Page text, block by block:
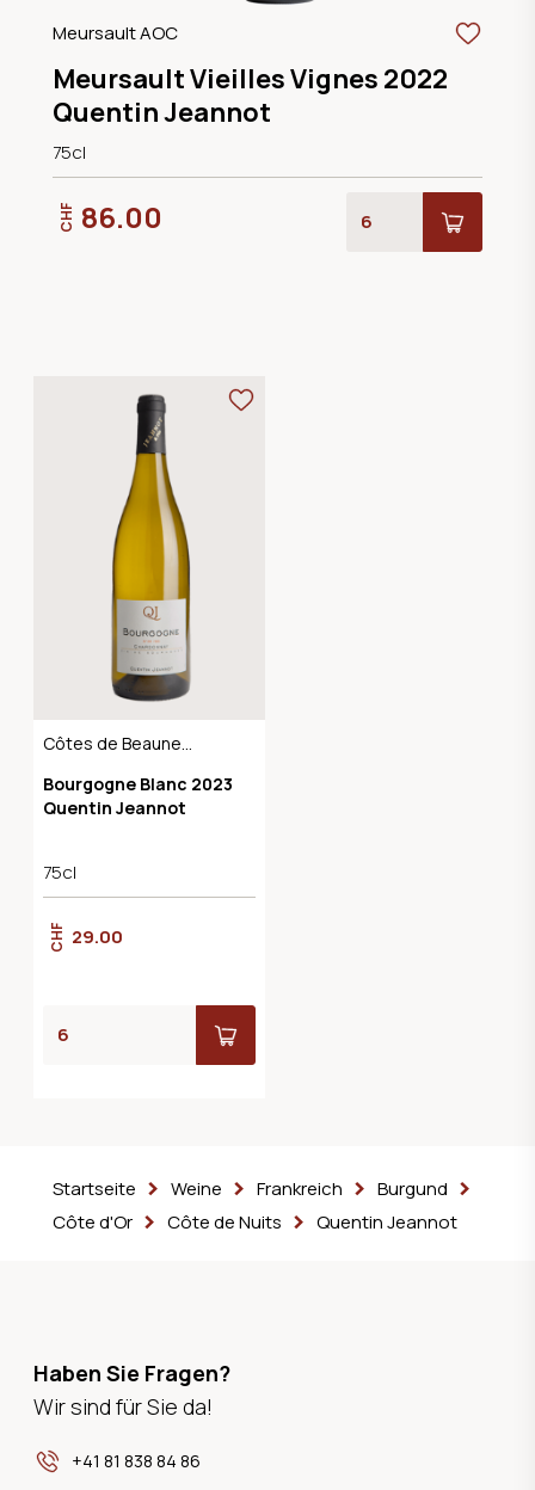
Meursault AOC
Meursault Vieilles Vignes 2022
Quentin Jeannot
75cl
CHF 86.00
Côtes de Beaune
Bourgogne Blanc 2023
Quentin Jeannot
75cl
CHF 29.00
Startseite Weine Frankreich
Burgund
Côte d'Or
Côte de Nuits Quentin Jeannot
Haben Sie Fragen?
Wir sind für Sie da!
+41 81 838 84 86